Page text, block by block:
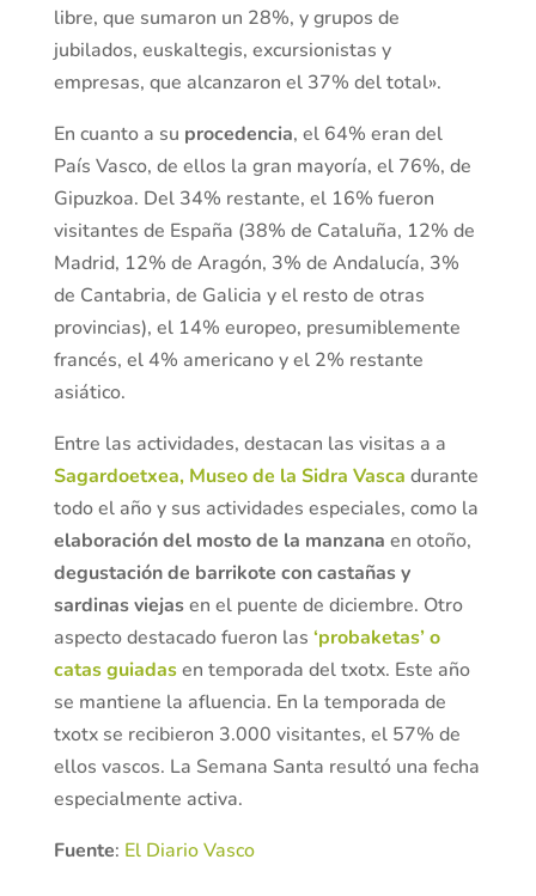
libre, que sumaron un 28%, y grupos de
jubilados, euskaltegis, excursionistas y
empresas, que alcanzaron el 37% del total».
En cuanto a su procedencia, el 64% eran del
País Vasco, de ellos la gran mayoría, el 76%, de
Gipuzkoa. Del 34% restante, el 16% fueron
visitantes de España (38% de Cataluña, 12% de
Madrid, 12% de Aragón, 3% de Andalucía, 3%
de Cantabria, de Galicia y el resto de otras
provincias), el 14% europeo, presumiblemente
francés, el 4% americano y el 2% restante
asiático.
Entre las actividades, destacan las visitas a a
Sagardoetxea, Museo de la Sidra Vasca durante
todo el año y sus actividades especiales, como la
elaboración del mosto de la manzana en otoño,
degustación de barrikote con castañas y
sardinas viejasen el puente de diciembre. Otro
aspecto destacado fueron las ‘probaketas’ o
catas guiadasen temporada del txotx. Este año
se mantiene la afluencia. En la temporada de
txotx se recibieron 3.000 visitantes, el 57% de
ellos vascos. La Semana Santa resultó una fecha
especialmente activa.
Fuente: El Diario Vasco